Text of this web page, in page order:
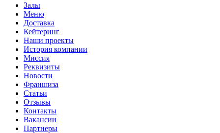
Залы
Меню
Доставка
Кейтеринг
Наши проекты
История компании
Миссия
Реквизиты
Новости
Франшиза
Статьи
Отзывы
Контакты
Вакансии
Партнеры